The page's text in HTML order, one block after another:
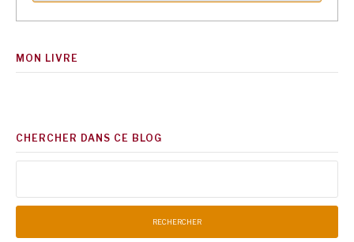
MON LIVRE
CHERCHER DANS CE BLOG